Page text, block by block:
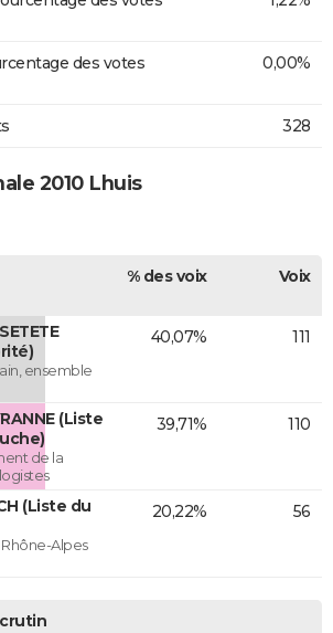
des votes
0,00%
328
2010 Lhuis
% des voix Voix
ensemble
40,07% 111
(Liste
de la
39,71% 110
(Liste du
Alpes
20,22% 56